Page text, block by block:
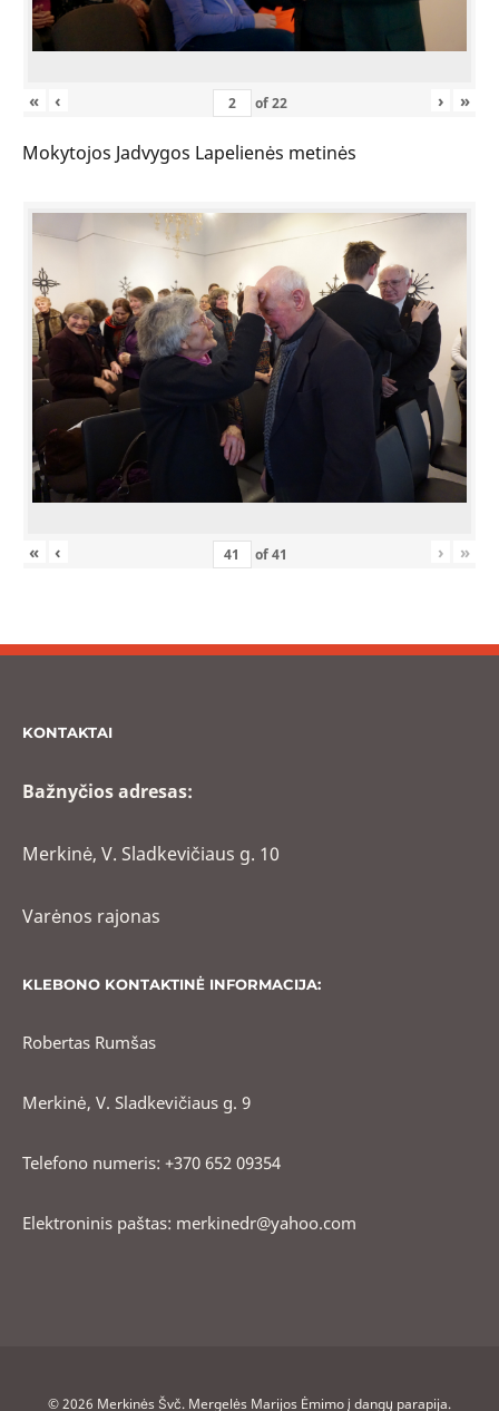
« ‹ of22 › »
Mokytojos Jadvygos Lapelienės metinės
« ‹ of41 › »
KONTAKTAI
Bažnyčios adresas:
Merkinė, V. Sladkevičiaus g. 10
Varėnos rajonas
KLEBONO KONTAKTINĖ INFORMACIJA:
Robertas Rumšas
Merkinė, V. Sladkevičiaus g. 9
Telefono numeris: +370 652 09354
Elektroninis paštas: merkinedr@yahoo.com
© 2026 Merkinės Švč. Mergelės Marijos Ėmimo į dangų parapija.